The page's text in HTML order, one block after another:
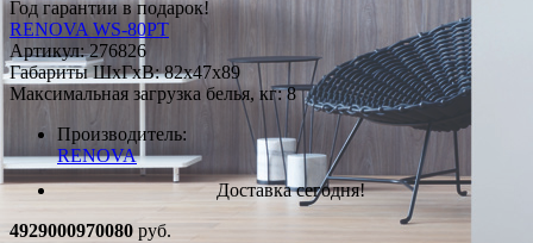
Год гарантии в подарок!
RENOVA WS-80PT
Артикул:276826
Габариты ШxГxВ: 82x47x89
Максимальная загрузка белья, кг: 8
Производитель:
RENOVA
Доставка сегодня!
4929000970080 руб.